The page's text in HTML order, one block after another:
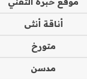
أناقة أنثى
متورخ
مدسن